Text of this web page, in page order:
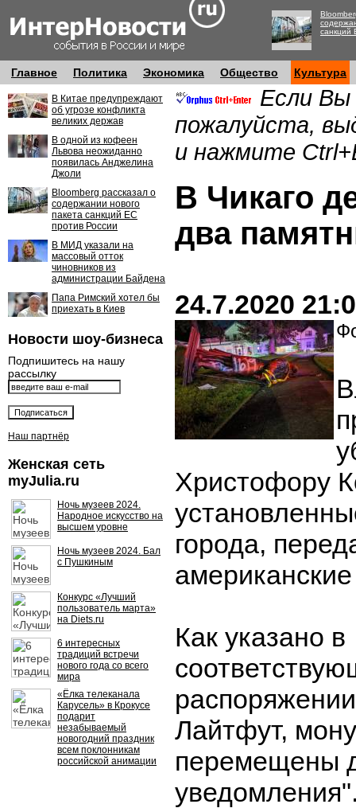
санкций
Главное Политика Экономика Общество Культура
В Китае предупреждают
об угрозе конфликта
великих держав
В одной из кофеен
Львова неожиданно
появилась Анджелина
Джоли
Bloomberg рассказал о
содержании нового
пакета санкций ЕС
против России
В МИД указали на
массовый отток
чиновников из
администрации Байдена
Папа Римский хотел бы
приехать в Киев
Новости шоу-бизнеса
Подпишитесь на нашу
рассылку
Наш партнёр
Женская сеть
myJulia.ru
Ночь музеев 2024.
Народное искусство на
высшем уровне
Ночь музеев 2024. Бал
с Пушкиным
Конкурс «Лучший
пользователь марта»
на Diets.ru
6 интересных
традиций встречи
нового года со всего
мира
«Ёлка телеканала
Карусель» в Крокусе
подарит
незабываемый
новогодний праздник
всем поклонникам
российской анимации
Если Вы
пожалуйста,
и нажмите
В Чикаго
два
24.7.2020
Христофору
города,
Как указано в
Лайтфут,
перемещены